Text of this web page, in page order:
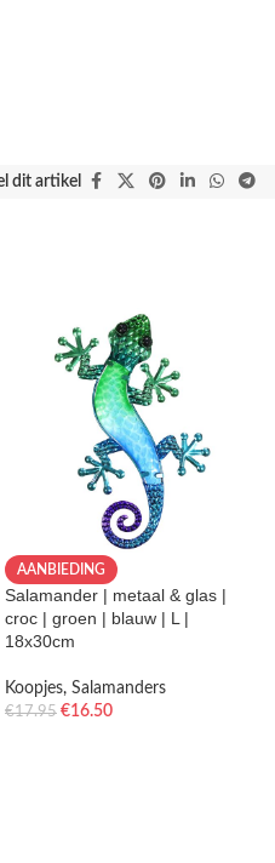
dit artikel
AANBIEDING
Salamander | metaal & glas |
croc | groen | blauw | L |
18x30cm
Koopjes, Salamanders
€17.95 €16.50